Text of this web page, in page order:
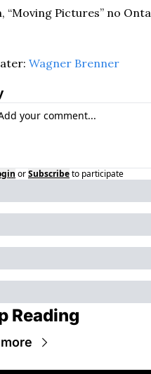
“Moving Pictures” no
Wagner Brenner
orSubscribeto participate
Reading